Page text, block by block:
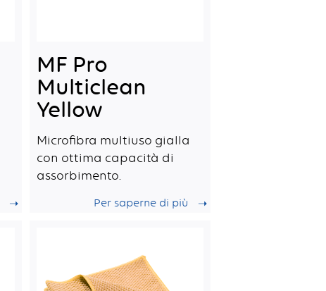
MF Pro
Multiclean
Yellow
Microfibra multiuso gialla
con ottima capacità di
assorbimento.
Per saperne di più